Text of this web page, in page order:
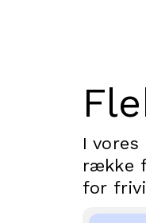
I
række
for